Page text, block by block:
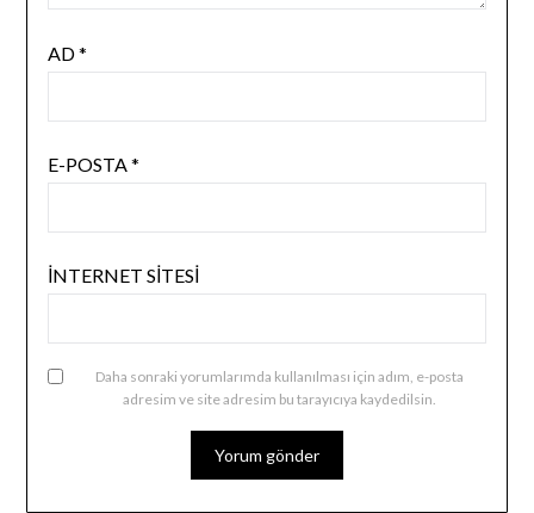
AD*
E-POSTA*
İNTERNET SITESI
Daha sonraki yorumlarımda kullanılması için adım, e-posta
adresim ve site adresim bu tarayıcıya kaydedilsin.